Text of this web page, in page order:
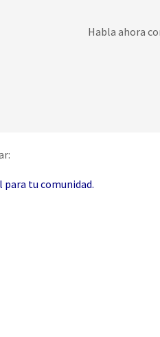
Habla ahora
tu comunidad.